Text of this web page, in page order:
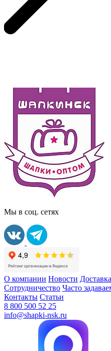
Мы в соц. сетях
О компании Новости Доставка
Сотрудничество Часто
Контакты Статьи
8 800 500 52 25
info@shapki-nsk.ru